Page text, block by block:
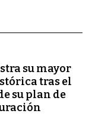
su mayor
tras el
su plan de